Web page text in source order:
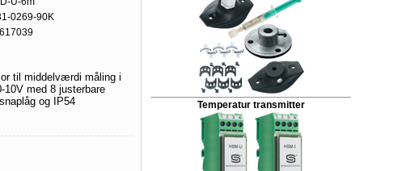
0269-90K
til middelværdi måling i
10V med 8 justerbare
og IP54
Temperatur transmitter